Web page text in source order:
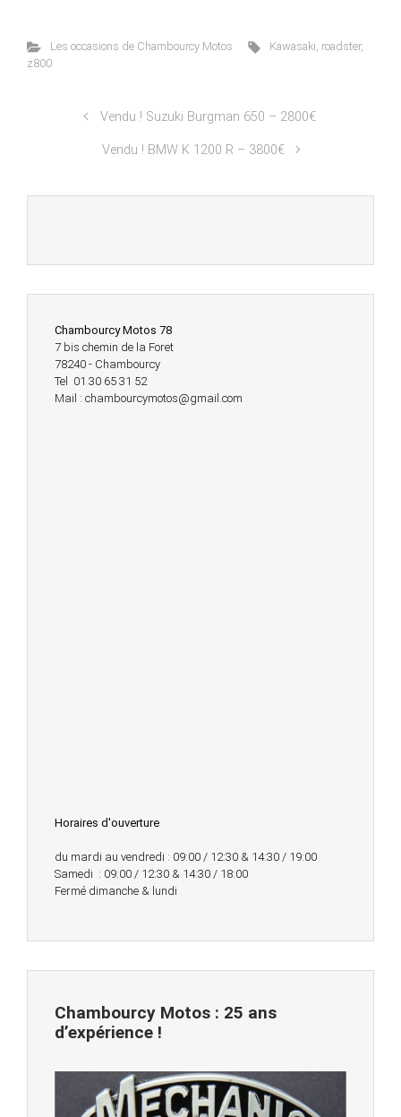
Les occasions de Chambourcy Motos Kawasaki, roadster,
z800
Vendu ! Suzuki Burgman 650 – 2800€
Vendu ! BMW K 1200 R – 3800€
Chambourcy Motos 78
7 bis chemin de la Foret
78240 - Chambourcy
Tel 01 30 65 31 52
Mail : chambourcymotos@gmail.com
Horaires d'ouverture
du mardi au vendredi : 09:00 / 12:30 & 14:30 / 19:00
Samedi : 09:00 / 12:30 & 14:30 / 18:00
Fermé dimanche & lundi
Chambourcy Motos : 25 ans
d’expérience !